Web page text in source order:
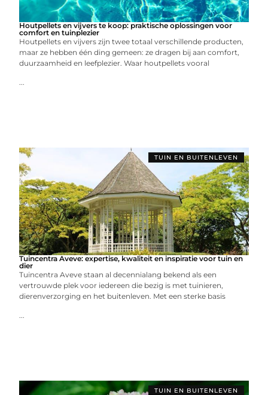
Houtpellets en vijvers te koop: praktische oplossingen voor
comfort en tuinplezier
Houtpellets en vijvers zijn twee totaal verschillende producten,
maar ze hebben één ding gemeen: ze dragen bij aan comfort,
duurzaamheid en leefplezier. Waar houtpellets vooral
...
TUIN EN BUITENLEVEN
Tuincentra Aveve: expertise, kwaliteit en inspiratie voor tuin en
dier
Tuincentra Aveve staan al decennialang bekend als een
vertrouwde plek voor iedereen die bezig is met tuinieren,
dierenverzorging en het buitenleven. Met een sterke basis
...
TUIN EN BUITENLEVEN